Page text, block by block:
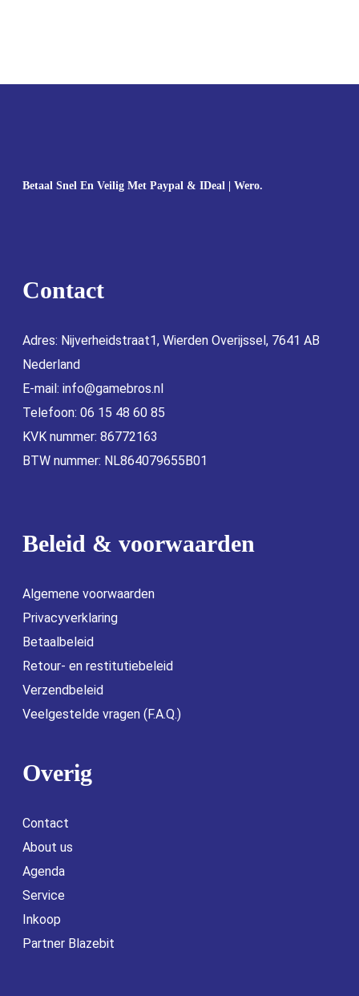
Betaal Snel En Veilig Met Paypal & IDeal | Wero.
Contact
Adres: Nijverheidstraat1, Wierden Overijssel, 7641 AB
Nederland
E-mail: info@gamebros.nl
Telefoon: 06 15 48 60 85
KVK nummer: 86772163
BTW nummer: NL864079655B01
Beleid & voorwaarden
Algemene voorwaarden
Privacyverklaring
Betaalbeleid
Retour- en restitutiebeleid
Verzendbeleid
Veelgestelde vragen (F.A.Q.)
Overig
Contact
About us
Agenda
Service
Inkoop
Partner Blazebit